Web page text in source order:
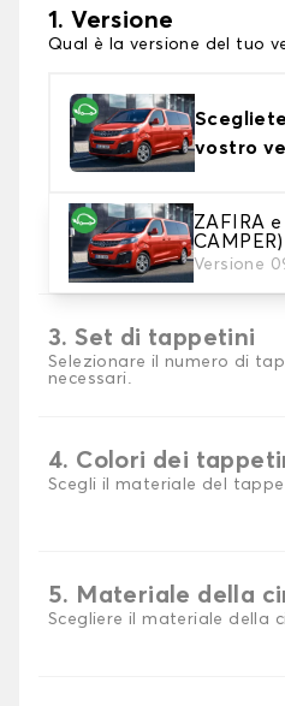
1. Versione
Qual è la versione del tuo
vostro
ZAFIRA e
CAMPER)
Versione
2. Materiale
Scegli il materiale del
3. Set di tappetini
Selezionare il numero di
necessari.
4. Colori dei
Scegli il materiale del
5. Materiale della
Scegliere il materiale della